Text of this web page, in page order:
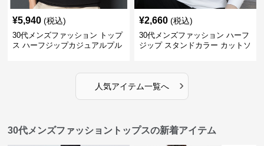
¥5,940 (税込)
30代メンズファッション トップ
ス ハーフジップカジュアルプル
¥2,660 (税込)
30代メンズファッション ハーフ
ジップ スタンドカラー カットソ
人気アイテム一覧へ ›
30代メンズファッショントップスの新着アイテム